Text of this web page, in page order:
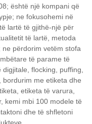
është një kompani që
ne fokusohemi në
lartë të gjithë-një për
të lartë, metoda
përdorim vetëm stofa
të parame të
flocking, puffing,
me etiketa dhe
etiketa të varura,
kemi mbi 100 modele të
dhe të shfletoni